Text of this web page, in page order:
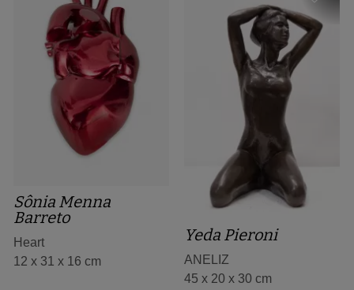
Sônia Menna
Barreto
Heart
12 x 31 x 16 cm
Yeda Pieroni
ANELIZ
45 x 20 x 30 cm